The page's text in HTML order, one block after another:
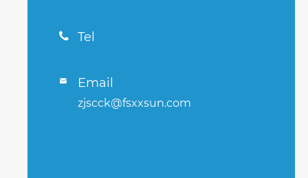
 Tel
 Email
zjscck@fsxxsun.com